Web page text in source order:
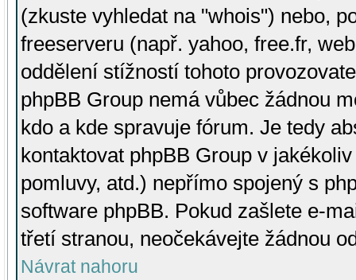
(zkuste vyhledat na "whois") nebo,
freeserveru (např. yahoo, free.fr,
oddělení stížností tohoto
phpBB Group nemá vůbec žádnou
kdo a kde spravuje fórum. Je tedy
kontaktovat phpBB Group v
pomluvy, atd.) nepřímo spojený s
software phpBB. Pokud zašlete e-
třetí stranou, neočekávejte žádnou
Návrat nahoru